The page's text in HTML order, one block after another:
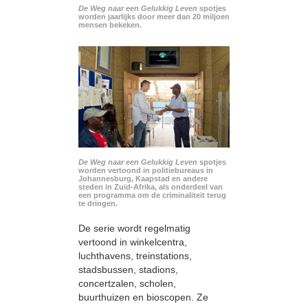
De Weg naar een Gelukkig Leven spotjes
worden jaarlijks door meer dan 20 miljoen
mensen bekeken.
De Weg naar een Gelukkig Leven spotjes
worden vertoond in politiebureaus in
Johannesburg, Kaapstad en andere
steden in Zuid-Afrika, als onderdeel van
een programma om de criminaliteit terug
te dringen.
De serie wordt regelmatig
vertoond in winkelcentra,
luchthavens, treinstations,
stadsbussen, stadions,
concertzalen, scholen,
buurthuizen en bioscopen. Ze